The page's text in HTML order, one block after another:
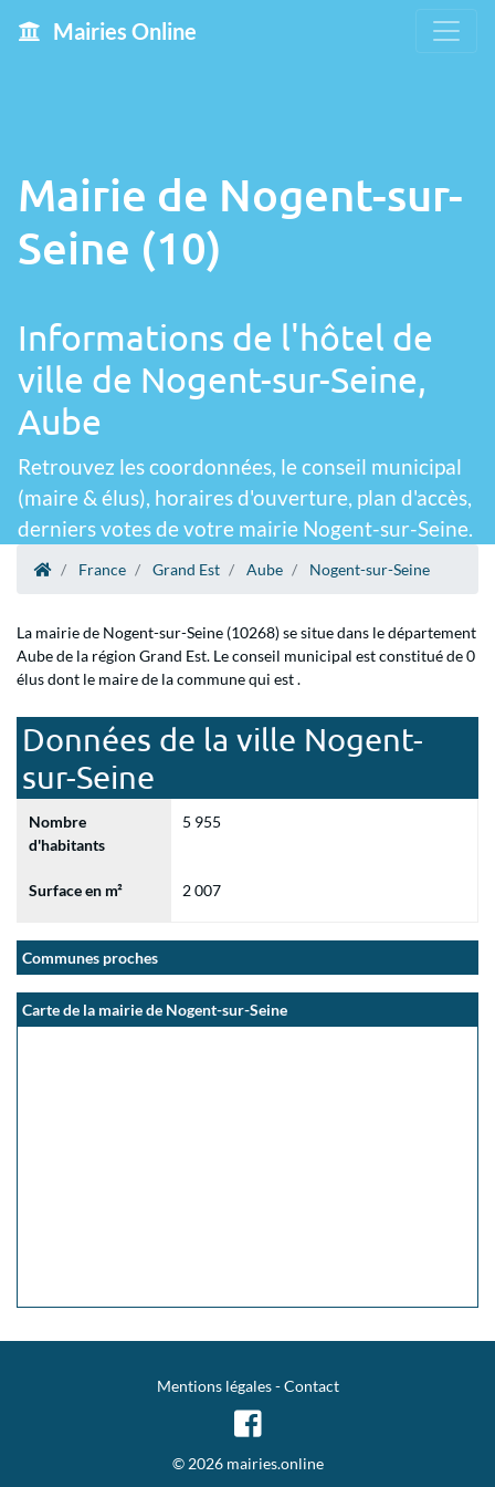
Mairies Online
Mairie de Nogent-sur-
Seine (10)
Informations de l'hôtel de
ville de Nogent-sur-Seine,
Aube
Retrouvez les coordonnées, le conseil municipal
(maire & élus), horaires d'ouverture, plan d'accès,
derniers votes de votre mairie Nogent-sur-Seine.
France Grand Est Aube Nogent-sur-Seine
La mairie de Nogent-sur-Seine (10268) se situe dans le département
Aube de la région Grand Est. Le conseil municipal est constitué de 0
élus dont le maire de la commune qui est .
Données de la ville Nogent-
sur-Seine
Nombre
d'habitants
5 955
Surface en m² 2 007
Communes proches
Carte de la mairie de Nogent-sur-Seine
Mentions légales-Contact
© 2026 mairies.online